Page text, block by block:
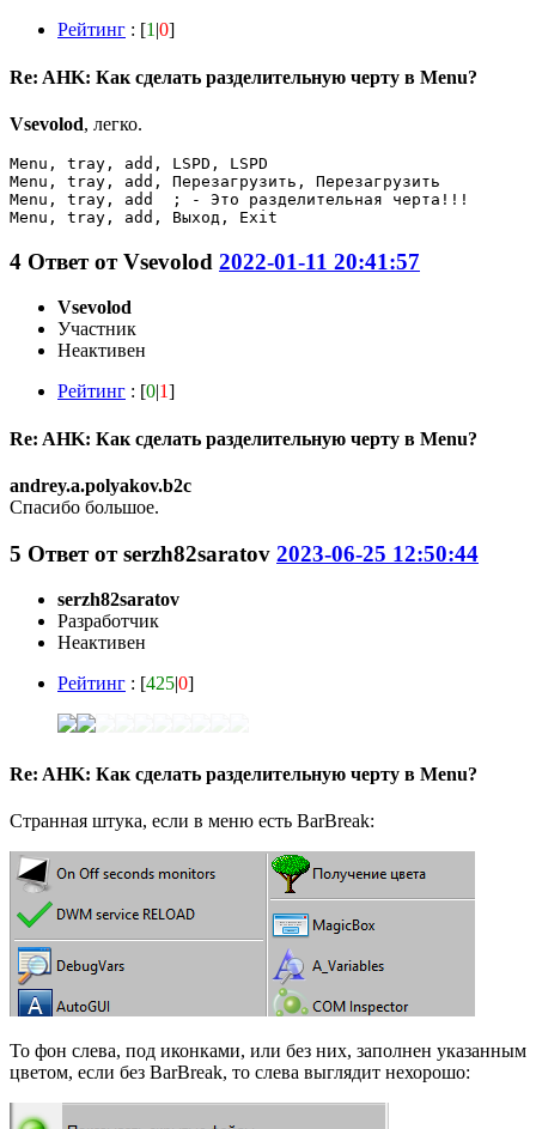
Рейтинг : [1 |0]
Re: AHK: Как сделать разделительную черту в Menu?
Vsevolod, легко.
Menu, tray, add, LSPD, LSPD
Menu, tray, add, Перезагрузить, Перезагрузить
Menu, tray, add  ; - Это разделительная черта!!!
Menu, tray, add, Выход, Exit
4 Ответ отVsevolod 2022-01-11 20:41:57
Vsevolod
Участник
Неактивен
Рейтинг : [0|1]
Re: AHK: Как сделать разделительную черту в Menu?
andrey.a.polyakov.b2c
Спасибо большое.
5 Ответ отserzh82saratov 2023-06-25 12:50:44
serzh82saratov
Разработчик
Неактивен
Рейтинг : [425|0]
Re: AHK: Как сделать разделительную черту в Menu?
Странная штука, если в меню есть BarBreak:
То фон слева, под иконками, или без них, заполнен указанным
цветом, если без BarBreak, то слева выглядит нехорошо: